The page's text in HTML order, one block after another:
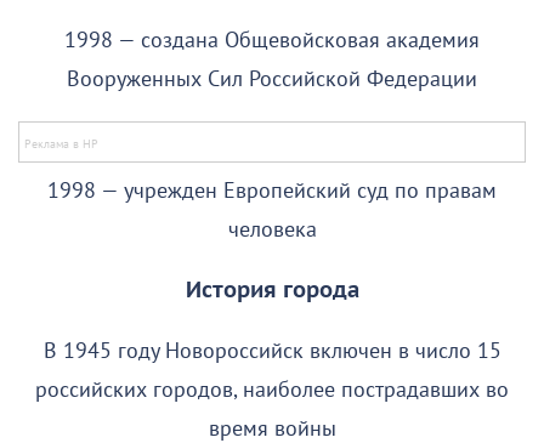
1998 — создана Общевойсковая академия
Вооруженных Сил Российской Федерации
1998 — учрежден Европейский суд по правам
человека
История города
В 1945 году Новороссийск включен в число 15
российских городов, наиболее пострадавших во
время войны